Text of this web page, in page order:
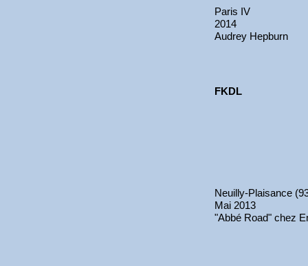
Paris IV
2014
Audrey Hepburn
FKDL
Neuilly-Plaisance
Mai 2013
"Abbé Road" chez